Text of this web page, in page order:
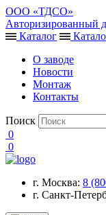
ООО «ТДСО»
Авторизированный
Каталог
О заводе
Новости
Монтаж
Контакты
Поиск
0
0
г. Москва: 8
г. Санкт-